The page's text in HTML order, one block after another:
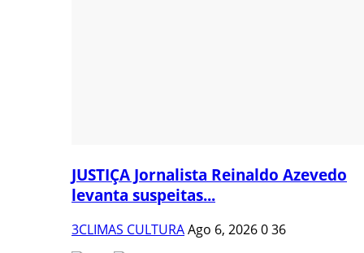
JUSTIÇA Jornalista Reinaldo Azevedo
levanta suspeitas...
3CLIMAS CULTURAAgo 6, 2026036